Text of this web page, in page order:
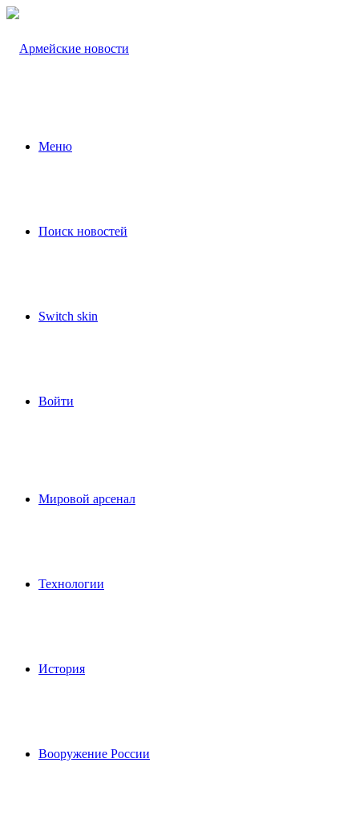
Меню
Поиск новостей
Switch skin
Войти
Мировой арсенал
Технологии
История
Вооружение России